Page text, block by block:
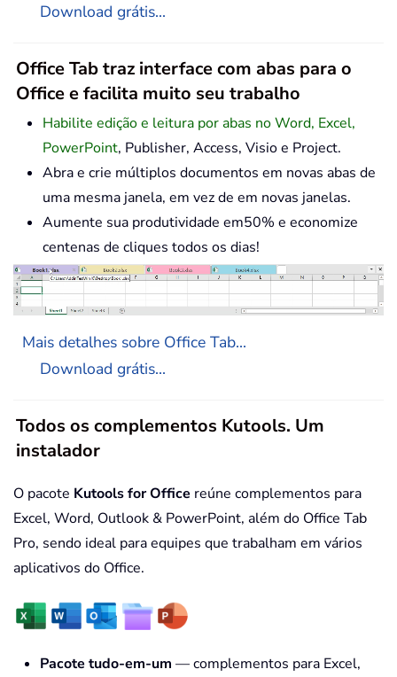
Download grátis...
Office Tab traz interface com abas para o
Office e facilita muito seu trabalho
Habilite edição e leitura por abas no Word, Excel,
PowerPoint, Publisher, Access, Visio e Project.
Abra e crie múltiplos documentos em novas abas de
uma mesma janela, em vez de em novas janelas.
Aumente sua produtividade em50% e economize
centenas de cliques todos os dias!
Mais detalhes sobre Office Tab...
Download grátis...
Todos os complementos Kutools. Um
instalador
O pacote Kutools for Office reúne complementos para
Excel, Word, Outlook & PowerPoint, além do Office Tab
Pro, sendo ideal para equipes que trabalham em vários
aplicativos do Office.
Pacote tudo-em-um — complementos para Excel,